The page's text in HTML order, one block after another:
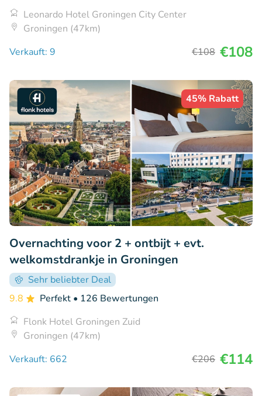
Leonardo Hotel Groningen City Center
Groningen (47km)
Verkauft: 9
€108 €108
45% Rabatt
Overnachting voor 2 + ontbijt + evt.
welkomstdrankje in Groningen
Sehr beliebter Deal
9.8
Perfekt • 126 Bewertungen
Flonk Hotel Groningen Zuid
Groningen (47km)
Verkauft: 662
€206 €114